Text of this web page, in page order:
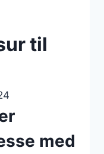
til
med